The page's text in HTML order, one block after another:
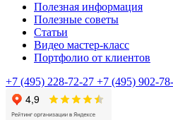
Полезная информация
Полезные советы
Статьи
Видео мастер-класс
Портфолио от клиентов
+7 (495) 228-72-27 +7 (495) 902-